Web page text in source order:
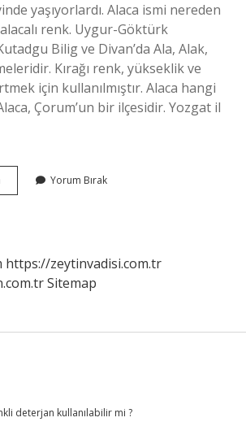
yaşıyorlardı. Alaca ismi nereden
alacalı renk. Uygur-Göktürk
Bilig ve Divan’da Ala, Alak,
Kırağı renk, yükseklik ve
için kullanılmıştır. Alaca hangi
Çorum’un bir ilçesidir. Yozgat il
Alaca
Yorum Bırak
https://zeytinvadisi.com.tr
Sitemap
deterjan kullanılabilir mi ?